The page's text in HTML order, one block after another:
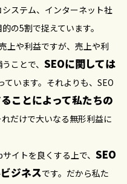
ステム、インターネット社
の5割で捉えています。
上や利益ですが、売上や利
ことで、 SEOに関しては
ています。それよりも、SEO
ことによって私たちの
だけで大いなる無形利益に
イトを良くする上で、 SEO
ジネスです。だから私た